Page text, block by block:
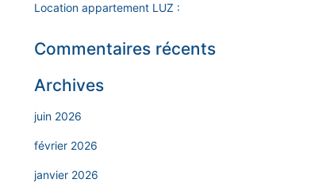
Location appartement LUZ :
Commentaires récents
Archives
juin 2026
février 2026
janvier 2026